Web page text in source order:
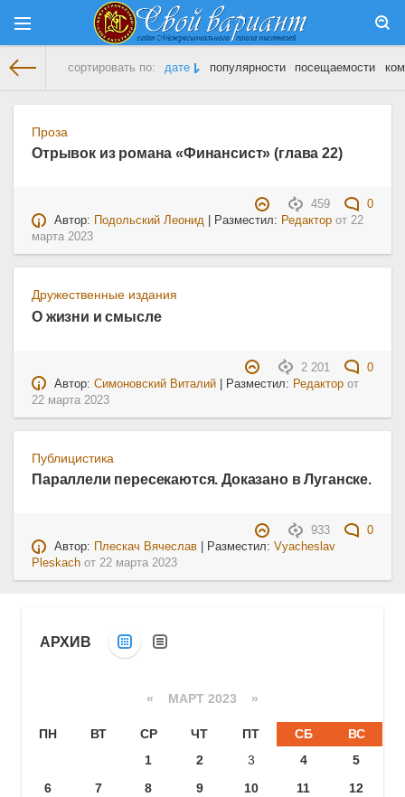
сортировать по: дате популярности посещаемости
Проза
Отрывок из романа «Финансист» (глава 22)
459
0
Автор:
Подольский Леонид | Разместил: Редактор от22
марта 2023
Дружественные издания
О жизни и смысле
2 201
0
Автор:Симоновский Виталий | Разместил: Редактор от
22 марта 2023
Публицистика
Параллели пересекаются. Доказано в Луганске.
933
0
Автор:
Плескач Вячеслав | Разместил:Vyacheslav
Pleskach от 22 марта 2023
АРХИВ
« МАРТ 2023 »
ПН ВТ СР ЧТ ПТ СБ
ВС
1
2 3 4
5
6
7 8 9 10 11
12